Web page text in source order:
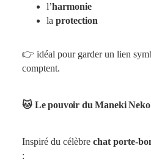
l’harmonie
la protection
👉 idéal pour garder un lien
comptent.
🐱 Le pouvoir du Maneki
Inspiré du célèbre chat porte-
: